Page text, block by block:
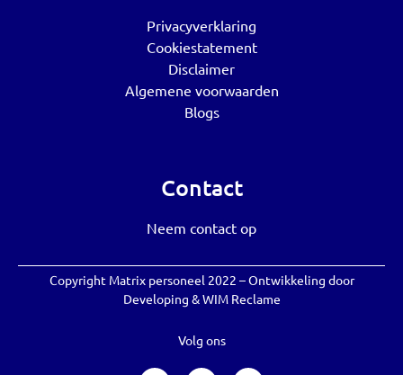
Privacyverklaring
Cookiestatement
Disclaimer
Algemene voorwaarden
Blogs
Contact
Neem contact op
Copyright Matrix personeel 2022 – Ontwikkeling door
Developing &WIM Reclame
Volg ons